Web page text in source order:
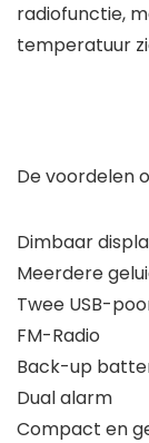
radiofunctie,
temperatuur
De voordelen
Dimbaar
Meerdere
Twee USB-
FM-Radio
Back-up
Dual alarm
Compact en